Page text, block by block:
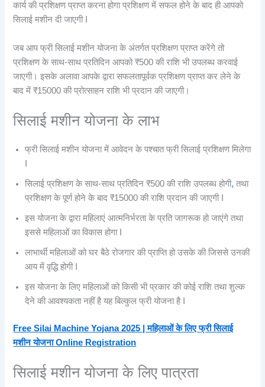
कार्य की प्रशिक्षण प्राप्त करना होगा प्रशिक्षण में सफल होने के बाद ही आपको
सिलाई मशीन दी जाएगी I
जब आप फ्री सिलाई मशीन योजना के अंतर्गत प्रशिक्षण प्राप्त करेंगे तो
प्रशिक्षण के साथ-साथ प्रतिदिन आपको ₹500 की राशि भी उपलब्ध करवाई
जाएगी। इसके अलावा आपके द्वारा सफलतापूर्वक प्रशिक्षण प्राप्त कर लेने के
बाद में ₹15000 की प्रोत्साहन राशि भी प्रदान की जाएगी।
सिलाई मशीन योजना के लाभ
फ्री सिलाई मशीन योजना में आवेदन के पश्चात फ्री सिलाई प्रशिक्षण मिलेगा
सिलाई प्रशिक्षण के साथ-साथ प्रतिदिन ₹500 की राशि उपलब्ध होगी, तथा
प्रशिक्षण के पूर्ण होने के बाद ₹15000 की राशि प्रदान की जाएगी I
इस योजना के द्वारा महिलाएं आत्मनिर्भरता के प्रति जागरूक हो जाएंगे तथा
इससे महिलाओं का विकास होगा I
लाभार्थी महिलाओं को घर बैठे रोजगार की प्राप्ति हो उसके की जिससे उनकी
आय में वृद्धि होगी I
इस योजना के लिए महिलाओं को किसी भी प्रकार की कोई राशि तथा शुल्क
देने की आवश्यकता नहीं है यह बिल्कुल फ्री योजना है I
Free Silai Machine Yojana 2025 | महिलाओं के लिए फ्री सिलाई
मशीन योजना Online Registration
सिलाई मशीन योजना के लिए पात्रता